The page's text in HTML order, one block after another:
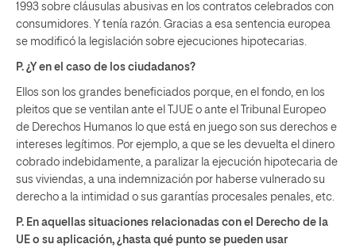
1993 sobre cláusulas abusivas en los contratos celebrados con
consumidores. Y tenía razón. Gracias a esa sentencia europea
se modificó la legislación sobre ejecuciones hipotecarias.
P. ¿Y en el caso de los ciudadanos?
Ellos son los grandes beneficiados porque, en el fondo, en los
pleitos que se ventilan ante el TJUE o ante el Tribunal Europeo
de Derechos Humanos lo que está en juego son sus derechos e
intereses legítimos. Por ejemplo, a que se les devuelta el dinero
cobrado indebidamente, a paralizar la ejecución hipotecaria de
sus viviendas, a una indemnización por haberse vulnerado su
derecho a la intimidad o sus garantías procesales penales, etc.
P. En aquellas situaciones relacionadas con el Derecho de la
UE o su aplicación, ¿hasta qué punto se pueden usar